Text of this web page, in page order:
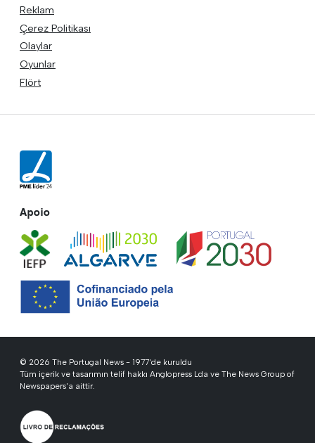
Reklam
Çerez Politikası
Olaylar
Oyunlar
Flört
Apoio
© 2026 The Portugal News - 1977'de kuruldu
Tüm içerik ve tasarımın telif hakkı Anglopress Lda ve The News Group of
Newspapers'a aittir.